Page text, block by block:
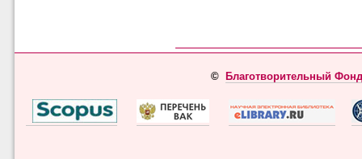
© Благотворительный